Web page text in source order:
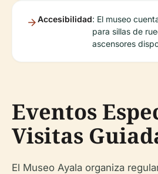
Accesibilidad: El museo
para sillas de
ascensores
Eventos
Visitas
El Museo Ayala organiza